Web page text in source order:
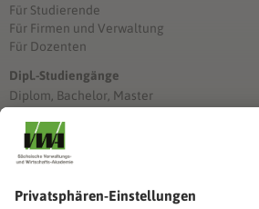
Für Studierende
Für Firmen und Verwaltung
Für Dozenten
Dipl.-Studiengänge
Diplom, Bachelor, Master
Stimmen unserer Absolventinnen und
Stimmen unserer Absolventinnen und